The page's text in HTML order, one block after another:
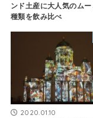
ンド土産に大人気のム
種類を飲み比べ
2020.01.10